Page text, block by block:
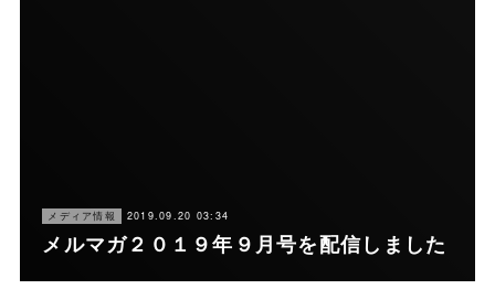
メディア情報 2019.09.20 03:34
メルマガ２０１９年９月号を配信しました